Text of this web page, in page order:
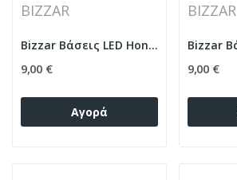
BIZZAR
Bizzar Βάσεις LED Honda / Mazda
9,00 €
Αγορά
BIZZAR
9,00 €